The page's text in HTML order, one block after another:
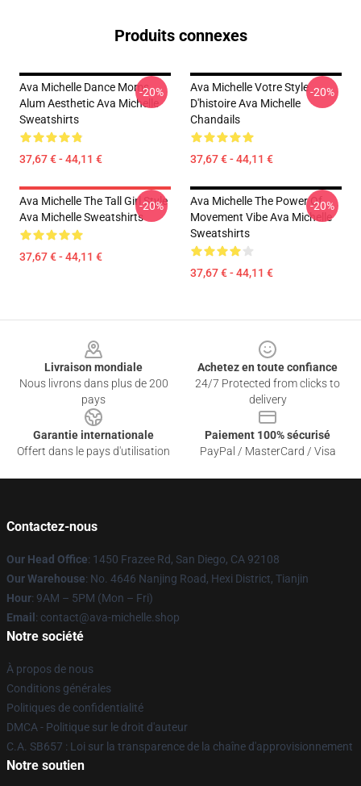
Produits connexes
Ava Michelle Dance Moms
Alum Aesthetic Ava Michelle
Sweatshirts
37,67 € - 44,11 €
-20%
Ava Michelle Votre Style
D'histoire Ava Michelle
Chandails
37,67 € - 44,11 €
-20%
Ava Michelle The Tall Girl Style
Ava Michelle Sweatshirts
37,67 € - 44,11 €
-20%
Ava Michelle The Power Of
Movement Vibe Ava Michelle
Sweatshirts
37,67 € - 44,11 €
-20%
Livraison mondiale
Nous livrons dans plus de 200
pays
Achetez en toute confiance
24/7 Protected from clicks to
delivery
Garantie internationale
Offert dans le pays d'utilisation
Paiement 100% sécurisé
PayPal / MasterCard / Visa
Contactez-nous
Our Head Office: 1450 Frazee Rd, San Diego, CA 92108
Our Warehouse: No. 4646 Nanjing Road, Hexi District, Tianjin
Hour: 9AM – 5PM (Mon – Fri)
Email : contact@ava-michelle.shop
Notre société
À propos de nous
Conditions générales
Politiques de confidentialité
DMCA - Politique sur le droit d'auteur
C.A. SB657 : Loi sur la transparence de la chaîne d'approvisionnement
Notre soutien